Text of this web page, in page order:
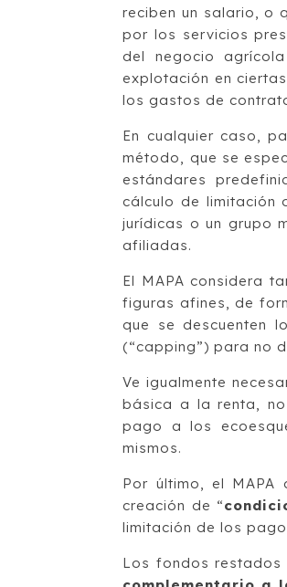
reciben un salario, o
por los servicios
del negocio
explotación en
los gastos de
En cualquier caso,
método, que se
estándares
cálculo de limitación
jurídicas o un grupo
afiliadas.
El MAPA considera
figuras afines, de
que se descuenten
(“capping”) para no
Ve igualmente
básica a la renta,
pago a los
mismos.
Por último, el
creación de “
limitación de los
Los fondos restados